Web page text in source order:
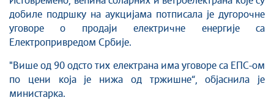
добиле подршку на аукцијама потписала је дугорочне
уговоре о продаји електричне енергије са
Електропривредом Србије.
"Више од 90 одсто тих електрана има уговоре са ЕПС-ом
по цени која је нижа од тржишне“, објаснила је
министарка.